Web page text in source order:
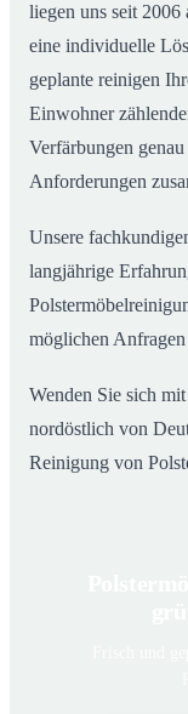
liegen uns seit 2006
eine individuelle
geplante reinigen
Einwohner
Verfärbungen
Anforderungen
Unsere
langjährige
möglichen
Wenden Sie sich
nordöstlich von
Reinigung von